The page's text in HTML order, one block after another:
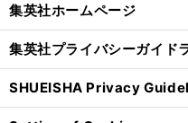
集英社ホームページ
集英社プライバシーガイド
SHUEISHA Privacy